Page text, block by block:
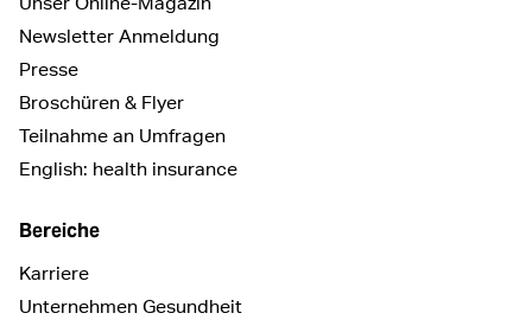
Newsletter Anmeldung
Presse
Broschüren & Flyer
Teilnahme an Umfragen
English: health insurance
Bereiche
Karriere
Unternehmen Gesundheit